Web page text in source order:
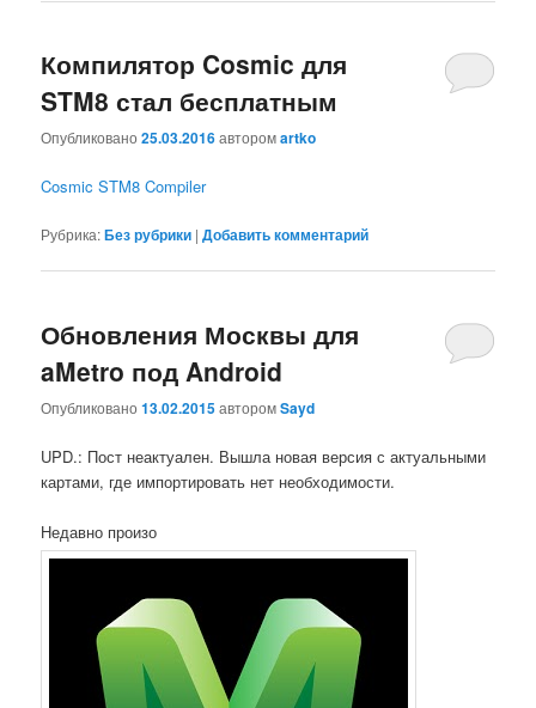
Компилятор Cosmic для
STM8 стал бесплатным
Опубликовано25.03.2016авторомartko
Cosmic STM8 Compiler
Рубрика:Без рубрики |Добавить комментарий
Обновления Москвы для
aMetro под Android
Опубликовано13.02.2015авторомSayd
UPD.: Пост неактуален. Вышла новая версия с актуальными
картами, где импортировать нет необходимости.
Недавно произо